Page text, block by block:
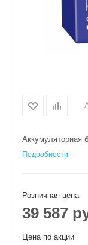
Аккумуляторная
Подробности
Розничная цена
39 587
Цена по акции